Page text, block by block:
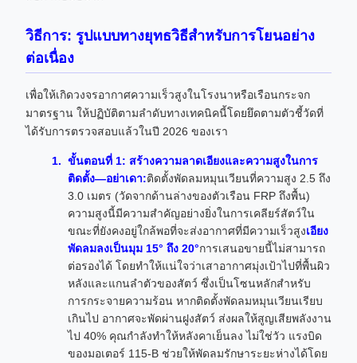
วิธีการ: รูปแบบทางยุทธวิธีสำหรับการโยนอย่าง
ต่อเนื่อง
เพื่อให้เกิดวงจรอากาศความเร็วสูงในโรงนาหรือเรือนกระจก
มาตรฐาน ให้ปฏิบัติตามลำดับทางเทคนิคนี้โดยยึดตามตัวชี้วัดที่
ได้รับการตรวจสอบแล้วในปี 2026 ของเรา
ขั้นตอนที่ 1: สร้างความลาดเอียงและความสูงในการ
ติดตั้ง—อย่าเดา:ติดตั้งพัดลมหมุนเวียนที่ความสูง 2.5 ถึง
3.0 เมตร (วัดจากด้านล่างของตัวเรือน FRP ถึงพื้น)
ความสูงนี้มีความสำคัญอย่างยิ่งในการเคลียร์สัตว์ใน
ขณะที่ยังคงอยู่ใกล้พอที่จะส่งอากาศที่มีความเร็วสูงเอียง
พัดลมลงเป็นมุม 15° ถึง 20°การเสนอขายนี้ไม่สามารถ
ต่อรองได้ โดยทำให้แน่ใจว่าเสาอากาศมุ่งเป้าไปที่พื้นผิว
หลังและแกนลำตัวของสัตว์ ซึ่งเป็นโซนหลักสำหรับ
การกระจายความร้อน หากติดตั้งพัดลมหมุนเวียนเรียบ
เกินไป อากาศจะพัดผ่านฝูงสัตว์ ส่งผลให้สูญเสียพลังงาน
ไป 40% คุณกำลังทำให้หลังคาเย็นลง ไม่ใช่วัว แรงบิด
ของมอเตอร์ 115-B ช่วยให้พัดลมรักษาระยะห่างได้โดย